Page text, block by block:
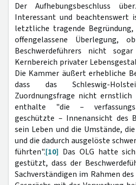
Der Aufhebungsbeschluss
Interessant und beachtenswert
letztliche tragende
offengelassene Überlegung,
Beschwerdeführers nicht
Kernbereich privater
Die Kammer äußert erhebliche
dass das Schleswig-
Zuordnungsfrage nicht
enthalte "die –
geschützte – Innenansicht des
sein Leben und die Umstände,
und die dadurch ausgelöste
führten".[10] Das OLG hatte
gestützt, dass der
Sachverständigen im Rahmen